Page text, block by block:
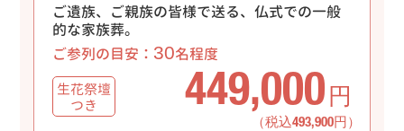
ご遺族、ご親族の皆様で送る、仏式での一般
的な家族葬。
ご参列の目安： 30名程度
生花祭壇
つき
449,000 円
（税込493,900円）